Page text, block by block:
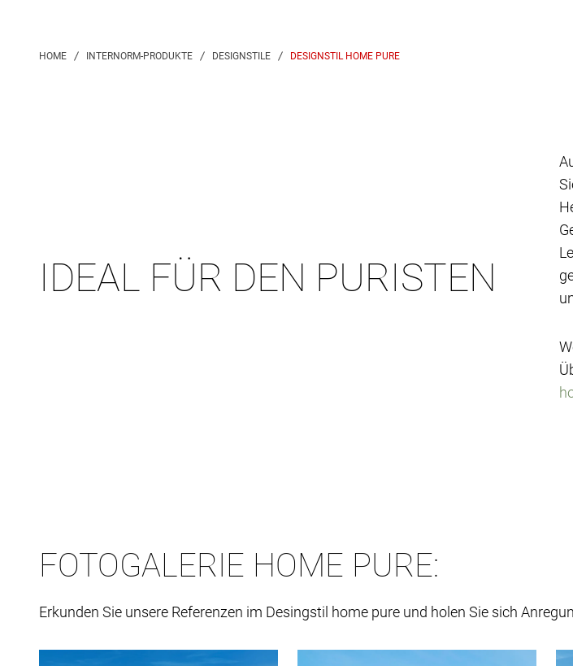
DESIGNSTIL HOME PURE
IDEAL FÜR DEN PURISTEN
FOTOGALERIE HOME PURE:
Erkunden Sie unsere Referenzen im Desingstil home pure und holen Sie sich